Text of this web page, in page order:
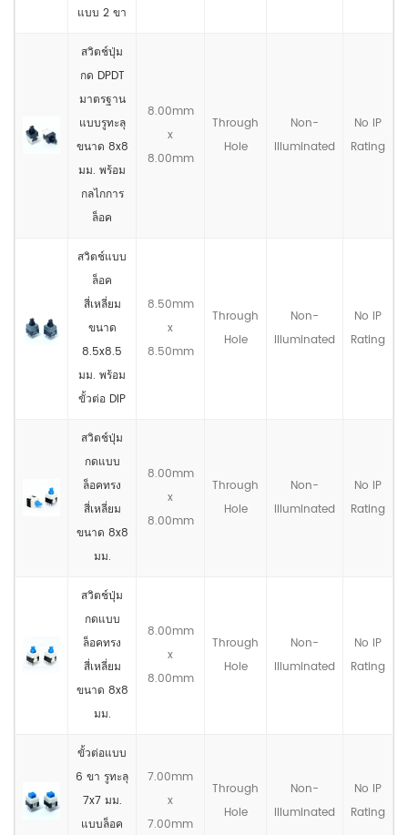
แบบ 2 ขา
สวิตช์ปุ่ม
กด DPDT
มาตรฐาน
แบบรูทะลุ
ขนาด 8x8
มม. พร้อม
กลไกการ
ล็อค
8.00mm
x
8.00mm
Through
Hole
Non-
llluminated
No IP
Rating
สวิตช์แบบ
ล็อค
สี่เหลี่ยม
ขนาด
8.5x8.5
มม. พร้อม
ขั้วต่อ DIP
8.50mm
x
8.50mm
Through
Hole
Non-
llluminated
No IP
Rating
สวิตช์ปุ่ม
กดแบบ
ล็อคทรง
สี่เหลี่ยม
ขนาด 8x8
มม.
8.00mm
x
8.00mm
Through
Hole
Non-
llluminated
No IP
Rating
สวิตช์ปุ่ม
กดแบบ
ล็อคทรง
สี่เหลี่ยม
ขนาด 8x8
มม.
8.00mm
x
8.00mm
Through
Hole
Non-
llluminated
No IP
Rating
ขั้วต่อแบบ
6 ขา รูทะลุ
7x7 มม.
แบบล็อค
7.00mm
x
7.00mm
Through
Hole
Non-
llluminated
No IP
Rating